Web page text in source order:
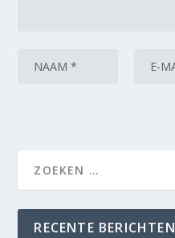
RECENTE BERICHTEN